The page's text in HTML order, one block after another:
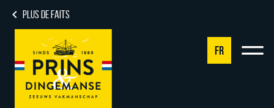
PLUS DE FAITS
FR